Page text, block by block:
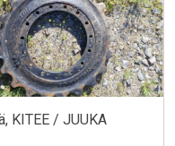
KITEE / JUUKA